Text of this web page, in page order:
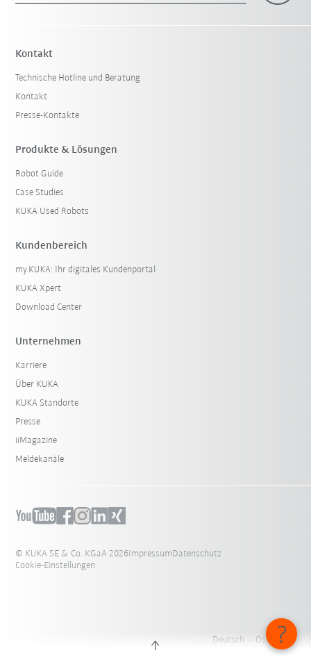
Kontakt
Technische Hotline und Beratung
Kontakt
Presse-Kontakte
Produkte & Lösungen
Robot Guide
Case Studies
KUKA Used Robots
Kundenbereich
my.KUKA: Ihr digitales Kundenportal
KUKA Xpert
Download Center
Unternehmen
Karriere
Über KUKA
KUKA Standorte
Presse
iiMagazine
Meldekanäle
© KUKA SE & Co. KGaA 2026ImpressumDatenschutz
Cookie-Einstellungen
Deutsch - Österreich